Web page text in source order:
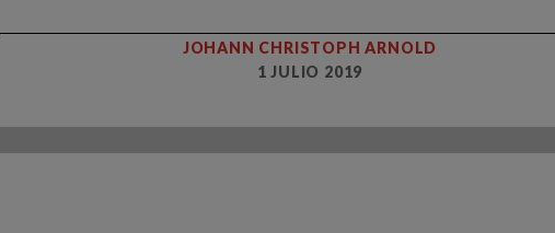
JOHANN CHRISTOPH ARNOLD
1 JULIO 2019